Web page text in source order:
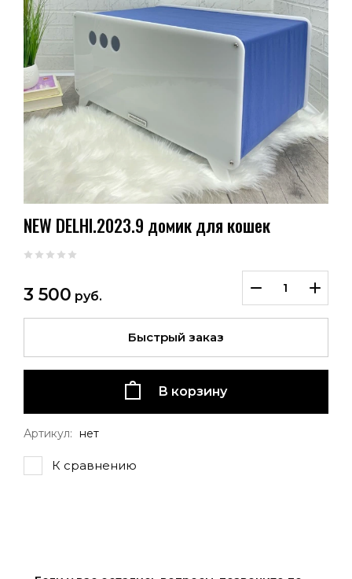
NEW DELHI.2023.9 домик для кошек
3 500 руб.
В корзину
Быстрый заказ
Артикул: нет
К сравнению